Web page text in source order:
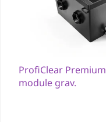
ProfiClear
module grav.